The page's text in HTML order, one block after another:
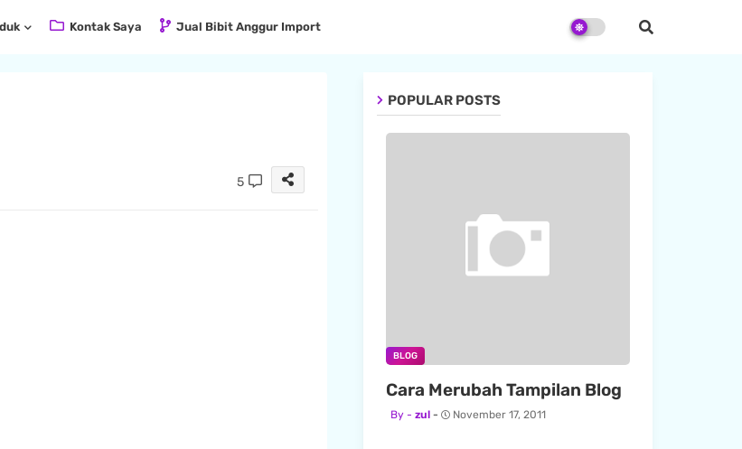
Kontak Saya Jual Bibit Anggur Import
5
POPULAR POSTS
BLOG
Cara Merubah Tampilan Blog
zul November 17, 2011